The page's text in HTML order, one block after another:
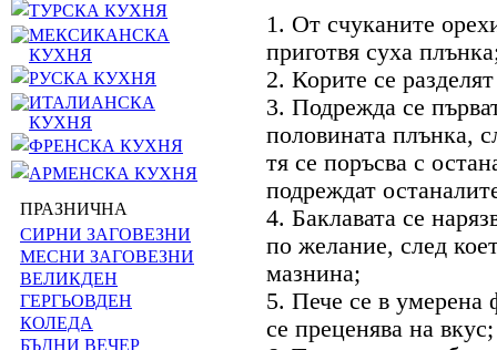
ТУРСКА КУХНЯ
МЕКСИКАНСКА
КУХНЯ
РУСКА КУХНЯ
ИТАЛИАНСКА
КУХНЯ
ФРЕНСКА КУХНЯ
АРМЕНСКА КУХНЯ
ПРАЗНИЧНА
СИРНИ ЗАГОВЕЗНИ
МЕСНИ ЗАГОВЕЗНИ
ВЕЛИКДЕН
ГЕРГЬОВДЕН
КОЛЕДА
БЪДНИ ВЕЧЕР
1. От счуканите
приготвя суха
2. Корите се
3. Подрежда се
половината плънка,
тя се поръсва с
подреждат
4. Баклавата се
по желание, след
мазнина;
5. Пече се в умерена
се преценява на вкус;